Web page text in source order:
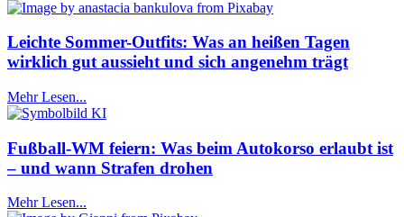
Leichte Sommer-Outfits: Was an heißen Tagen
wirklich gut aussieht und sich angenehm trägt
Mehr Lesen...
Fußball-WM feiern: Was beim Autokorso erlaubt ist
– und wann Strafen drohen
Mehr Lesen...